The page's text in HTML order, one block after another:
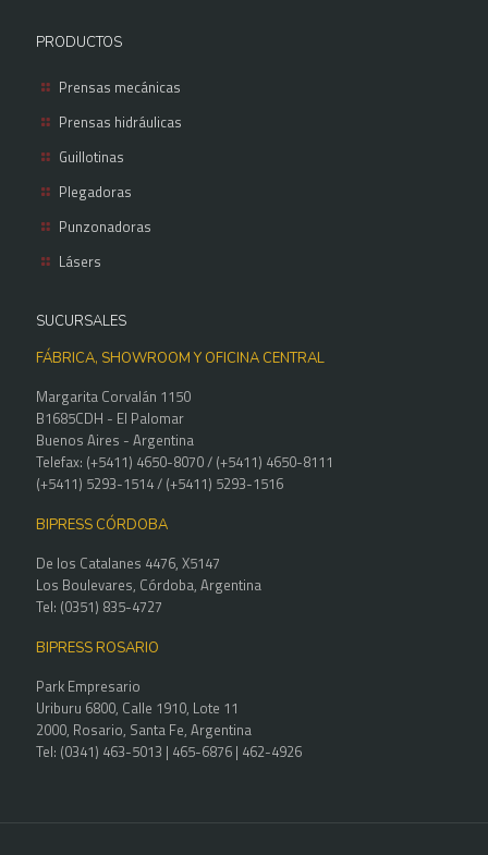
PRODUCTOS
Prensas mecánicas
Prensas hidráulicas
Guillotinas
Plegadoras
Punzonadoras
Lásers
SUCURSALES
FÁBRICA, SHOWROOM Y OFICINA CENTRAL
Margarita Corvalán 1150
B1685CDH - El Palomar
Buenos Aires - Argentina
Telefax: (+5411) 4650-8070 / (+5411) 4650-8111
(+5411) 5293-1514 / (+5411) 5293-1516
BIPRESS CÓRDOBA
De los Catalanes 4476, X5147
Los Boulevares, Córdoba, Argentina
Tel: (0351) 835-4727
BIPRESS ROSARIO
Park Empresario
Uriburu 6800, Calle 1910, Lote 11
2000, Rosario, Santa Fe, Argentina
Tel: (0341) 463-5013 | 465-6876 | 462-4926